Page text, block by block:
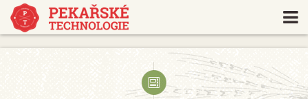
https://www.traditionrolex.com/18